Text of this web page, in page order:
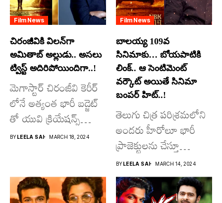
Film News
చిరంజీవికి విలన్‌గా
అమితాబ్ అల్లుడు.. అసలు
ట్విస్ట్ అదిరిపోయిందిగా..!
మెగాస్టార్ చిరంజీవి కెరీర్
లోనే అత్యంత భారీ బడ్జెట్
తో యువి క్రియేషన్స్
రూపొందిస్తున్న
BY LEELA SAI MARCH 18, 2024
Film News
బాలయ్య 109వ
సినిమాకు… బోయపాటికి
లింక్.. ఆ సెంటిమెంట్
వర్కౌట్ అయితే సినిమా
బంపర్ హిట్..!
తెలుగు చిత్ర పరిశ్రమలోని
అందరు హీరోలూ భారీ
ప్రాజెక్టులను చేస్తూ
దూసుకుపోతోన్నారు.
అందులో కొందరు
మాత్రమే...
BY LEELA SAI MARCH 14, 2024